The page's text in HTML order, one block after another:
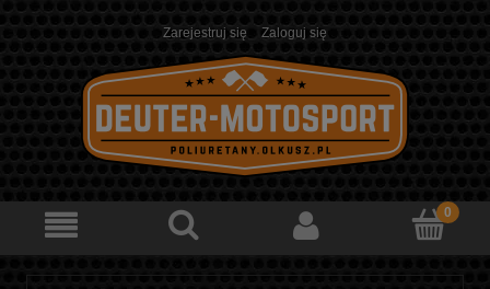
Zarejestruj się Zaloguj się